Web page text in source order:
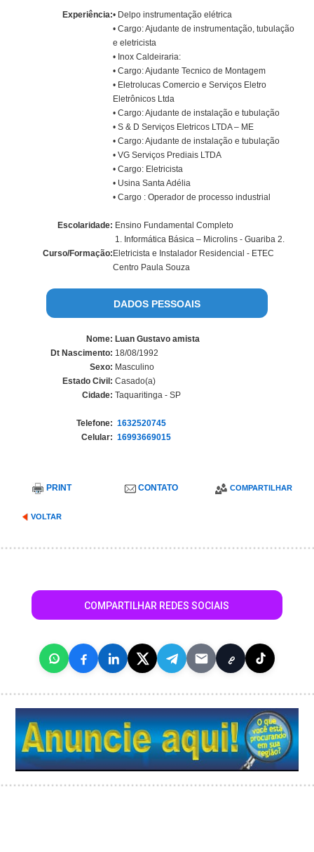
Experiência:• Delpo instrumentação elétrica
• Cargo: Ajudante de instrumentação, tubulação
e eletricista
• Inox Caldeiraria:
• Cargo: Ajudante Tecnico de Montagem
• Eletrolucas Comercio e Serviços Eletro
Eletrônicos Ltda
• Cargo: Ajudante de instalação e tubulação
• S & D Serviços Eletricos LTDA – ME
• Cargo: Ajudante de instalação e tubulação
• VG Serviços Prediais LTDA
• Cargo: Eletricista
• Usina Santa Adélia
• Cargo : Operador de processo industrial
Escolaridade: Ensino Fundamental Completo
Curso/Formação:
1. Informática Básica – Microlins - Guariba 2.
Eletricista e Instalador Residencial - ETEC
Centro Paula Souza
DADOS PESSOAIS
Nome: Luan Gustavo amista
Dt Nascimento: 18/08/1992
Sexo: Masculino
Estado Civil: Casado(a)
Cidade: Taquaritinga - SP
Telefone: 1632520745
Celular: 16993669015
PRINT CONTATO COMPARTILHAR
VOLTAR
COMPARTILHAR REDES SOCIAIS